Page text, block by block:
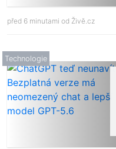
před 6 minutami od Živě.cz
Technologie